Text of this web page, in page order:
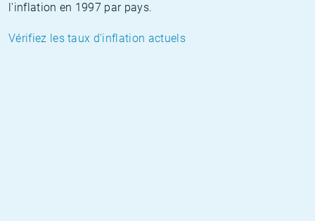
l'inflation en 1997 par pays.
Vérifiez les taux d'inflation actuels